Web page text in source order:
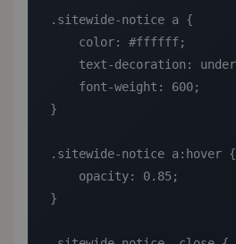
.sitewide-notice a {
}
.sitewide-notice a:hover {
}